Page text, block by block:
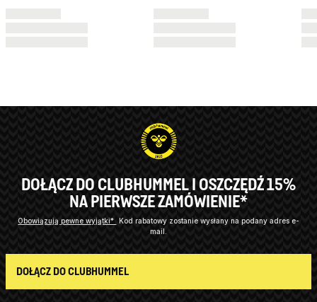
DOŁĄCZ DO CLUBHUMMEL I OSZCZĘDŹ 15%
NA PIERWSZE ZAMÓWIENIE*
Obowiązują pewne wyjątki* Kod rabatowy zostanie wysłany na podany adres e-
mail.
DOŁĄCZ DO CLUBHUMMEL